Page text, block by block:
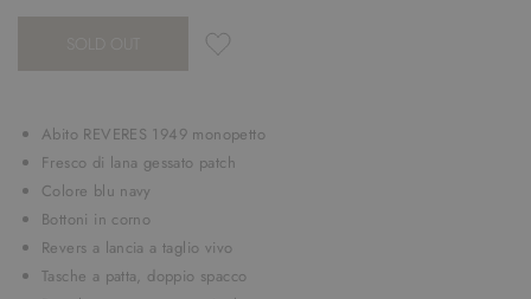
Abito REVERES 1949 monopetto
Fresco di lana gessato patch
Colore blu navy
Bottoni in corno
Revers a lancia a taglio vivo
Tasche a patta, doppio spacco